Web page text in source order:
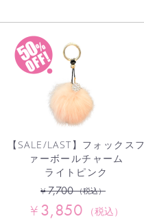
【SALE/LAST】フォックスフ
ァーボールチャーム
ライトピンク
¥7,700 （税込）
¥3,850 （税込）